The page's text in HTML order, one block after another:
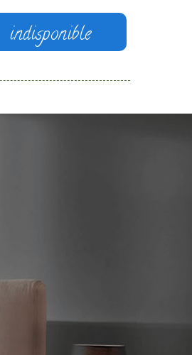
indisponible